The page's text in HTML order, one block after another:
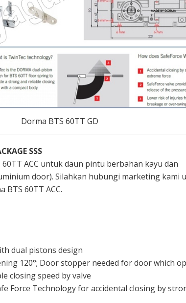
Dorma BTS 60TT GD
SSS
ACC untuk daun pintu berbahan kayu dan
door). Silahkan hubungi marketing kami
BTS 60TT ACC.
dual pistons design
120°; Door stopper needed for door which
closing speed by valve
Force Technology for accidental closing by